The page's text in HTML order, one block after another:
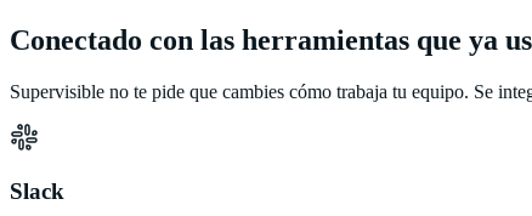
Conectado con las herramientas que ya
Supervisible no te pide que cambies cómo trabaja tu equipo. Se
Slack